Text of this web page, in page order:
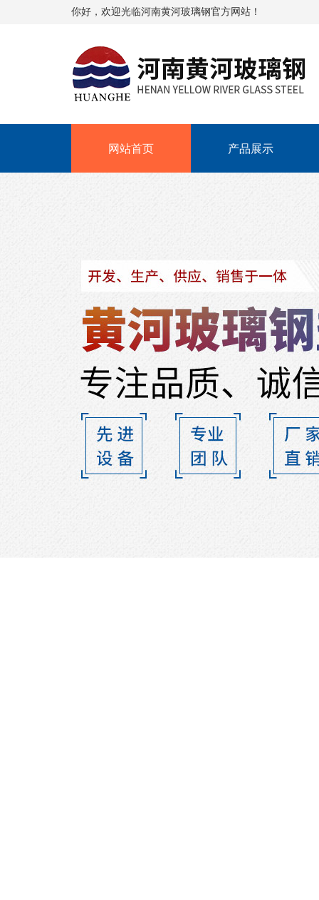
你好，欢迎光临河南黄河玻璃钢官方网站！
网站首页 产品展示